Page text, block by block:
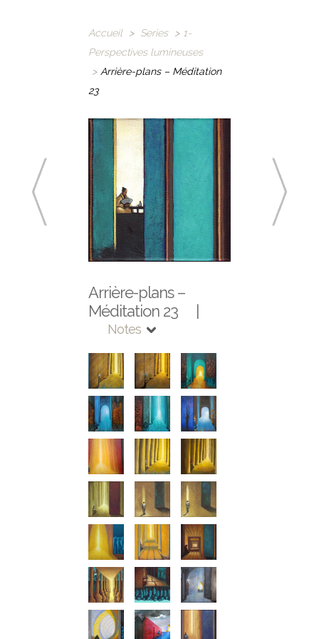
Accueil > Series > 1-
Perspectives lumineuses
> Arrière-plans – Méditation
23
Arrière-plans –
Méditation 23 |
Notes